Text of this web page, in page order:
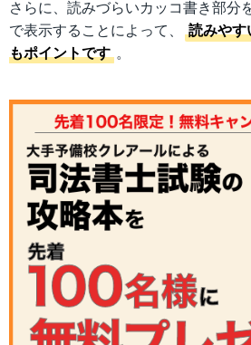
さらに、読みづらいカッコ書き部分
で表示することによって、
読みやす
もポイントです 。